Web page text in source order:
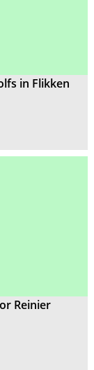
in Flikken
Reinier